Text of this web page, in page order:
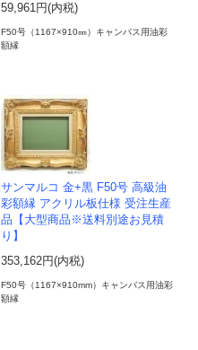
59,961円(内税)
F50号（1167×910㎜）キャンバス用油彩
額縁
サンマルコ 金+黒 F50号 高級油
彩額縁 アクリル板仕様 受注生産
品【大型商品※送料別途お見積
り】
353,162円(内税)
F50号（1167×910mm）キャンバス用油彩
額縁